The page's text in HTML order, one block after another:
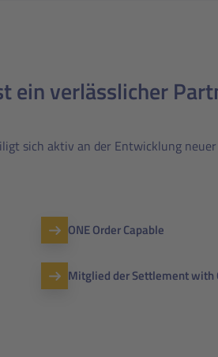
ein verlässlicher
sich aktiv an der Entwicklung
ONE Order Capable
Mitglied der Settlement with